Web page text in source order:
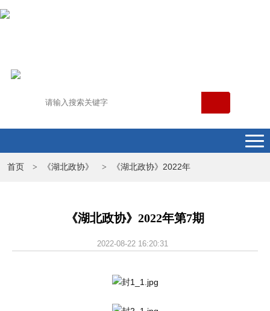
首页 > 《湖北政协》 > 《湖北政协》2022年
《湖北政协》2022年第7期
2022-08-22 16:20:31